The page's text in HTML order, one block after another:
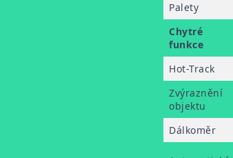
Palety
Chytré
funkce
Hot-Track
Zvýraznění
objektu
Dálkoměr